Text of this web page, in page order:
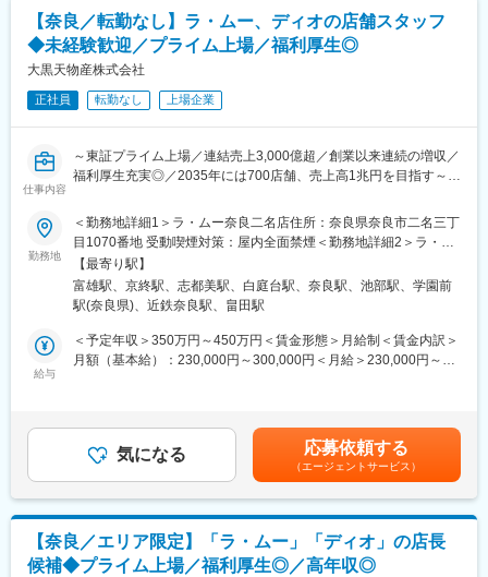
メンバーの場合は店舗スタッフ、店長補佐から始まり、入社後3ヶ
月で店長、店長経験後にバイヤー・SV・店舗開発などのキャリア
パスをご用意しています。将来キャリアとしては本社、本部など
の管理部門などへの異動もチャレンジ可能です。
■店舗毎の組織構成：
店舗によって異なりますが、社員6～10名、パート・アルバイト
70～100名でおおよそ構成されています。
■当社の強み：
画で競合店との差別化を図り、地域密着型のディスカウントスト
アとして愛されています。
・さまざまな指数でのデータ分析でIT技術を活用したり、訴求力
の高い売場づくりを行うことで独自のローコストオペレーション
で圧倒的な低価格を実現しています。
続けるために「2035年に700店舗を出店する」目標を掲げ、本部
と現場が密に連絡を取り合いながらサービス改善を行うための体
変更の範囲：会社の定める業務
【奈良／転勤なし】ラ・ムー、ディオの店舗スタッフ
◆未経験歓迎／プライム上場／福利厚生◎
大黒天物産株式会社
正社員 転勤なし 上場企業
仕事内容
～東証プライム上場／連結売上3,000億超／創業以来連続の増収／
福利厚生充実◎／2035年には700店舗、売上高1兆円を目指す～
■業務内容：
同社が運営するメガ・ディスカウントストア「ラ・ムー」やスー
パーディスカウントストア「ディオ」の店舗スタッフとしての業
務をお任せします。上記店舗は現在全国233店舗以上に拡大中。
業界トップクラスの成長率を誇る好調企業で、店舗の繁栄にご活
躍いただける方を募集します！
■業務詳細：
■配属部門・キャリアパス：
・加工食部、青果部、総菜部、精肉部、鮮魚部 など
ー・SV・店舗開発などのキャリアパスをご用意しています。将来
キャリアとしては本社、本部などの管理部門などへの異動もチャ
レンジ可能です。
勤務地
＜勤務地詳細1＞ラ・ムー奈良二名店住所：奈良県奈良市二名三丁
目1070番地 受動喫煙対策：屋内全面禁煙＜勤務地詳細2＞ラ・ム
ー京終店住所：奈良県奈良市南京終町710番地の1 受動喫煙対策：
屋内全面禁煙＜勤務地詳細3＞ディオ上牧店住所：奈良県北葛城郡
上牧町上牧2185番地 受動喫煙対策：屋内全面禁煙変更の範囲：会
【最寄り駅】
富雄駅、京終駅、志都美駅、白庭台駅、奈良駅、池部駅、学園前
駅(奈良県)、近鉄奈良駅、畠田駅
給与
＜予定年収＞350万円～450万円＜賃金形態＞月給制＜賃金内訳＞
月額（基本給）：230,000円～300,000円＜月給＞230,000円～
す。月給(月額)は固定手当を含めた表記です。
気になる 応募依頼する
（エージェントサービス）
【奈良／エリア限定】「ラ・ムー」「ディオ」の店長
候補◆プライム上場／福利厚生◎／高年収◎